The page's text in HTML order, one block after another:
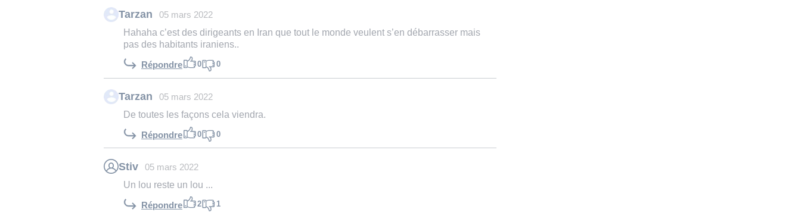
Tarzan 05 mars 2022
Hahaha c’est des dirigeants en Iran que tout le monde veulent s’en débarrasser mais
pas des habitants iraniens..
Répondre 0 0
Tarzan 05 mars 2022
De toutes les façons cela viendra.
Répondre 0 0
Stiv 05 mars 2022
Un lou reste un lou ...
Répondre 2 1